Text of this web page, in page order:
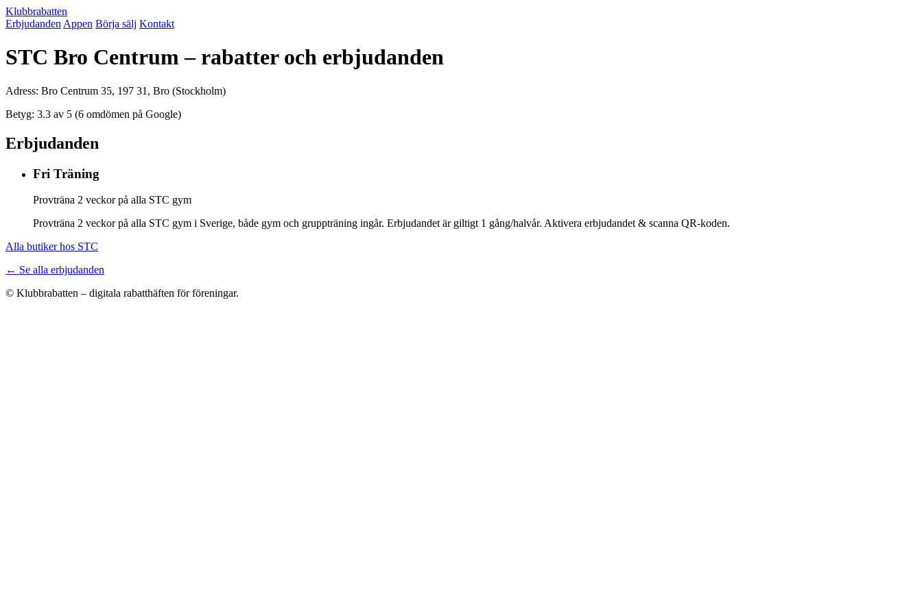
Klubbrabatten
Erbjudanden Appen Börja sälj Kontakt
STC Bro Centrum – rabatter och erbjudanden
Adress: Bro Centrum 35, 197 31, Bro (Stockholm)
Betyg: 3.3 av 5 (6 omdömen på Google)
Erbjudanden
Fri Träning
Provträna 2 veckor på alla STC gym
Provträna 2 veckor på alla STC gym i Sverige, både gym och gruppträning ingår. Erbjudandet är giltigt 1 gång/halvår. Aktivera erbjudandet & scanna QR-koden.
Alla butiker hos STC
← Se alla erbjudanden
© Klubbrabatten – digitala rabatthäften för föreningar.